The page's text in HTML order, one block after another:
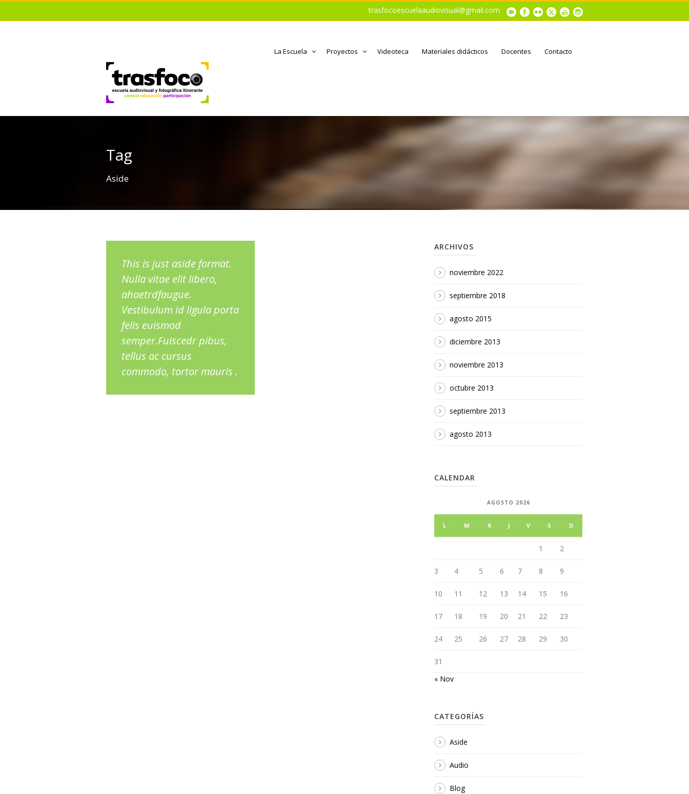
trasfocoescuelaaudiovisual@gmail.com
La Escuela Proyectos Videoteca Materiales didácticos Docentes Contacto
Tag
Aside
This is just aside format.
Nulla vitae elit libero,
ahaetrdfaugue.
Vestibulum id ligula porta
felis euismod
semper.Fuiscedr pibus,
tellus ac cursus
commodo, tortor mauris .
ARCHIVOS
noviembre 2022
septiembre 2018
agosto 2015
diciembre 2013
noviembre 2013
octubre 2013
septiembre 2013
agosto 2013
CALENDAR
AGOSTO 2026
L M X J V S D
1 2
3 4 5 6 7 8 9
10 11 12 13 14 15 16
17 18 19 20 21 22 23
24 25 26 27 28 29 30
31
« Nov
CATEGORÍAS
Aside
Audio
Blog